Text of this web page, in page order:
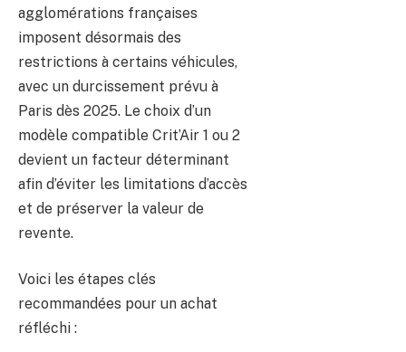
agglomérations françaises
imposent désormais des
restrictions à certains véhicules,
avec un durcissement prévu à
Paris dès 2025. Le choix d’un
modèle compatible Crit’Air 1 ou 2
devient un facteur déterminant
afin d’éviter les limitations d’accès
et de préserver la valeur de
revente.
Voici les étapes clés
recommandées pour un achat
réfléchi :